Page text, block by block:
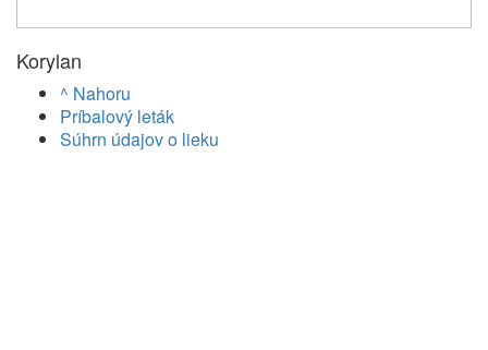
Korylan
^ Nahoru
Príbalový leták
Súhrn údajov o lieku